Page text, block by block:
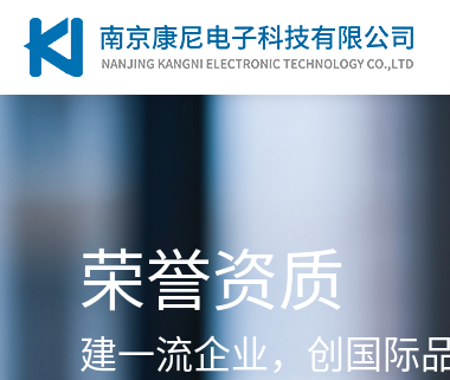
荣誉资质
建一流企业，创国际